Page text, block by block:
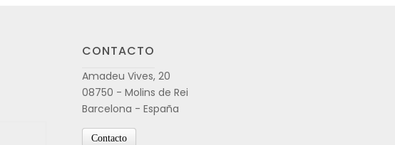
CONTACTO
Amadeu Vives, 20
08750 - Molins de Rei
Barcelona - España
Contacto